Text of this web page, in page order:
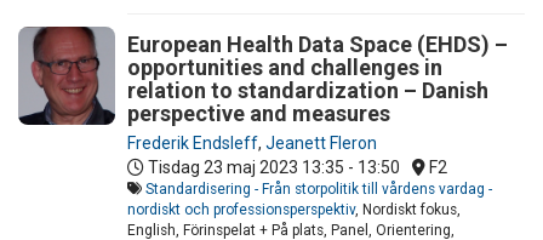
European Health Data Space (EHDS) –
opportunities and challenges in
relation to standardization – Danish
perspective and measures
Frederik Endsleff, Jeanett Fleron
Tisdag 23 maj 2023 13:35 - 13:50 F2
Standardisering - Från storpolitik till vårdens vardag -
nordiskt och professionsperspektiv, Nordiskt fokus,
English, Förinspelat + På plats, Panel, Orientering,